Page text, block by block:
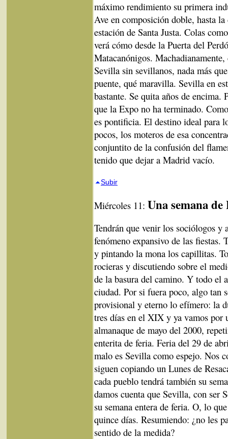
máximo rendimiento su primera
Ave en composición doble, hasta
estación de Santa Justa. Colas
verá cómo desde la Puerta del
Matacanónigos.
Sevilla sin sevillanos, nada más
puente, qué maravilla. Sevilla en
bastante. Se quita años de encima.
que la Expo no ha terminado.
es pontificia. El destino ideal para
pocos, los moteros de esa
conjuntito de la confusión del
tenido que dejar a Madrid vacío.
Subir
Miércoles 11: Una semana de
Tendrán que venir los sociólogos y
fenómeno expansivo de las fiestas.
y pintando la mona los capillitas.
rocieras y discutiendo sobre el
de la basura del camino. Y todo el
ciudad. Por si fuera poco, algo tan
provisional y eterno lo efímero: la
tres días en el XIX y ya vamos por
almanaque de mayo del 2000,
enterita de feria. Feria del 29 de
malo es Sevilla como espejo. Nos
siguen copiando un Lunes de
cada pueblo tendrá también su
damos cuenta que Sevilla, con ser
su semana entera de feria. O, lo
quince días. Resumiendo: ¿no les
sentido de la medida?